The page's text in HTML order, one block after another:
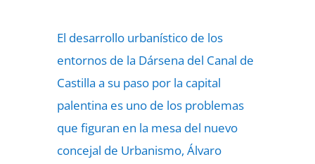
El desarrollo urbanístico de los
entornos de la Dársena del Canal de
Castilla a su paso por la capital
palentina es uno de los problemas
que figuran en la mesa del nuevo
concejal de Urbanismo, Álvaro